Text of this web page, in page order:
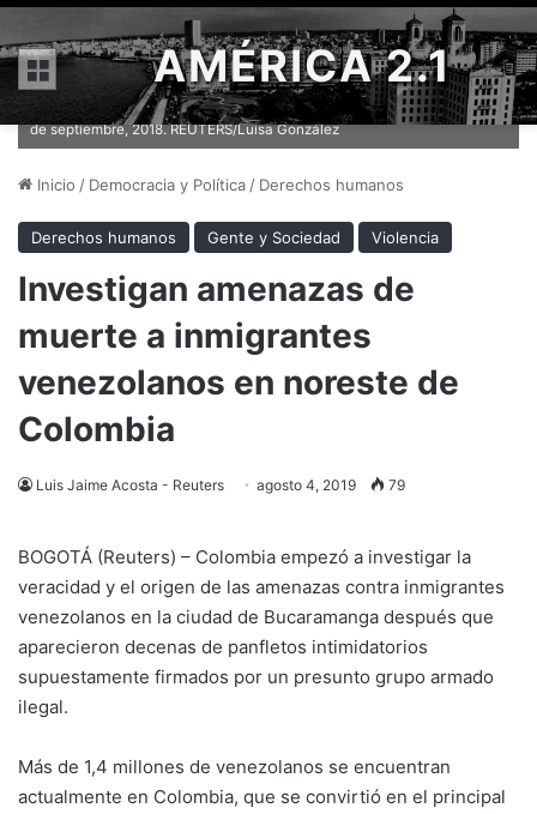
Menú AMÉRICA 2.1
Foto de archivo, Una mujer entrega comida a inmigrantes
venezolanos cerca al Terminal de Transporte de Bogotá, Colombia, 5
de septiembre, 2018. REUTERS/Luisa González
Inicio / Democracia y Política / Derechos humanos
Derechos humanos Gente y Sociedad Violencia
Investigan amenazas de
muerte a inmigrantes
venezolanos en noreste de
Colombia
Luis Jaime Acosta - Reuters agosto 4, 2019 79
BOGOTÁ (Reuters) – Colombia empezó a investigar la
veracidad y el origen de las amenazas contra inmigrantes
venezolanos en la ciudad de Bucaramanga después que
aparecieron decenas de panfletos intimidatorios
supuestamente firmados por un presunto grupo armado
ilegal.
Más de 1,4 millones de venezolanos se encuentran
actualmente en Colombia, que se convirtió en el principal